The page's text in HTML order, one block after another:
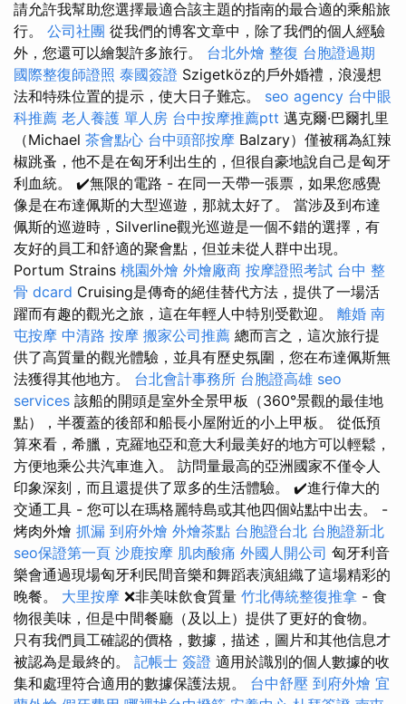
請允許我幫助您選擇最適合該主題的指南的最合適的乘船旅
行。 公司社團 從我們的博客文章中，除了我們的個人經驗
外，您還可以繪製許多旅行。 台北外燴 整復 台胞證過期
國際整復師證照 泰國簽證 Szigetköz的戶外婚禮，浪漫想
法和特殊位置的提示，使大日子難忘。 seo agency 台中眼
科推薦 老人養護 單人房 台中按摩推薦ptt 邁克爾·巴爾扎里
（Michael 茶會點心 台中頭部按摩 Balzary）僅被稱為紅辣
椒跳蚤，他不是在匈牙利出生的，但很自豪地說自己是匈牙
利血統。 ✔️無限的電路 - 在同一天帶一張票，如果您感覺
像是在布達佩斯的大型巡遊，那就太好了。 當涉及到布達
佩斯的巡遊時，Silverline觀光巡遊是一個不錯的選擇，有
友好的員工和舒適的聚會點，但並未從人群中出現。
Portum Strains 桃園外燴 外燴廠商 按摩證照考試 台中 整
骨 dcard Cruising是傳奇的絕佳替代方法，提供了一場活
躍而有趣的觀光之旅，這在年輕人中特別受歡迎。 離婚 南
屯按摩 中清路 按摩 搬家公司推薦 總而言之，這次旅行提
供了高質量的觀光體驗，並具有歷史氛圍，您在布達佩斯無
法獲得其他地方。 台北會計事務所 台胞證高雄 seo
services 該船的開頭是室外全景甲板（360°景觀的最佳地
點），半覆蓋的後部和船長小屋附近的小上甲板。 從低預
算來看，希臘，克羅地亞和意大利最美好的地方可以輕鬆，
方便地乘公共汽車進入。 訪問量最高的亞洲國家不僅令人
印象深刻，而且還提供了眾多的生活體驗。 ✔️進行偉大的
交通工具 - 您可以在瑪格麗特島或其他四個站點中出去。 -
烤肉外燴 抓漏 到府外燴 外燴茶點 台胞證台北 台胞證新北
seo保證第一頁 沙鹿按摩 肌肉酸痛 外國人開公司 匈牙利音
樂會通過現場匈牙利民間音樂和舞蹈表演組織了這場精彩的
晚餐。 大里按摩 ❌非美味飲食質量 竹北傳統整復推拿 - 食
物很美味，但是中間餐廳（及以上）提供了更好的食物。
只有我們員工確認的價格，數據，描述，圖片和其他信息才
被認為是最終的。 記帳士 簽證 適用於識別的個人數據的收
集和處理符合適用的數據保護法規。 台中舒壓 到府外燴 宜